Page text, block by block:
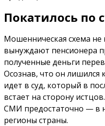
Покатилось по
Мошенническая схема
вынуждают пенсионера
полученные деньги
Осознав, что он лишился
идет в суд, который в
встает на сторону
СМИ предостаточно — в
регионы страны.